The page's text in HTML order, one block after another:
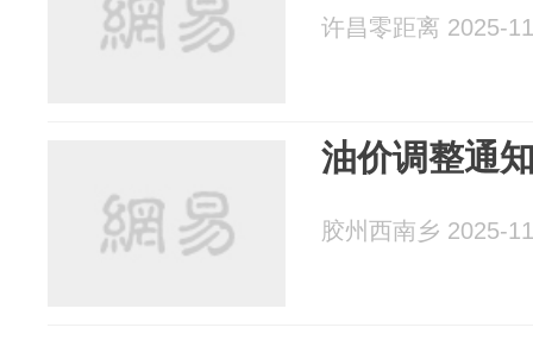
许昌零距离 2025-
油价调整通
胶州西南乡 2025-